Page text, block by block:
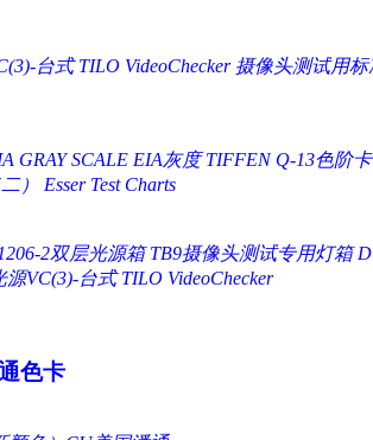
台式 TILO VideoChecker 摄像头测试用标
GRAY SCALE EIA灰度 TIFFEN Q-13色阶
） Esser Test Charts
2双层光源箱 TB9摄像头测试专用灯箱
VC(3)-台式 TILO VideoChecker
色卡